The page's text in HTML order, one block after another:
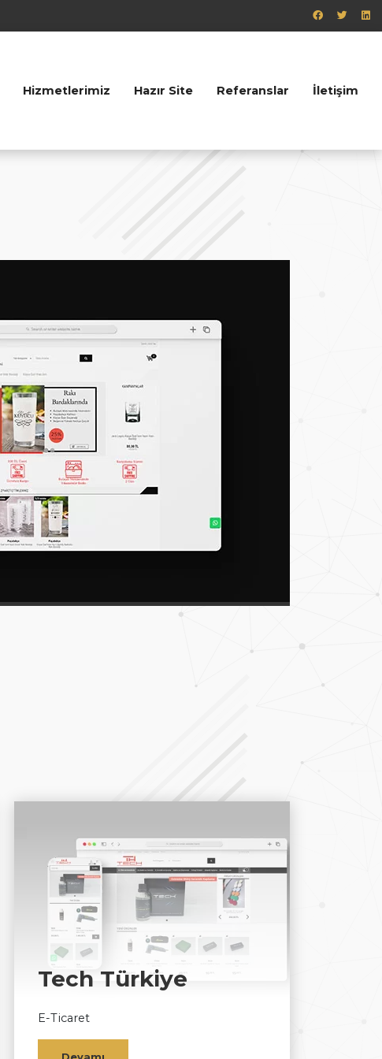
Hizmetlerimiz Hazır Site Referanslar İletişim
Tech Türkiye
E-Ticaret